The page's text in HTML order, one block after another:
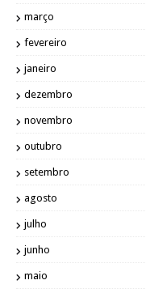
março
fevereiro
janeiro
dezembro
novembro
outubro
setembro
agosto
julho
junho
maio